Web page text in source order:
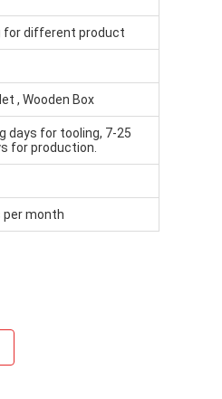
for different product
, Wooden Box
days for tooling, 7-25
for production.
per month